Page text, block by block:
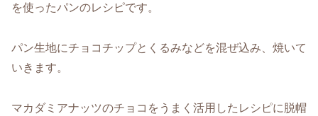
を使ったパンのレシピです。
パン生地にチョコチップとくるみなどを混ぜ込み、焼いて
いきます。
マカダミアナッツのチョコをうまく活用したレシピに脱帽